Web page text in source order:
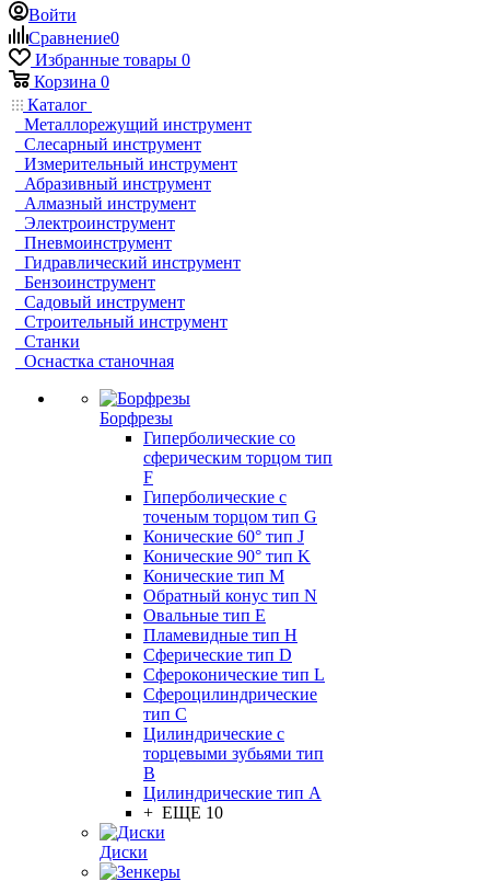
Войти
Сравнение0
Избранные товары 0
Корзина 0
Каталог
Металлорежущий инструмент
Слесарный инструмент
Измерительный инструмент
Абразивный инструмент
Алмазный инструмент
Электроинструмент
Пневмоинструмент
Гидравлический инструмент
Бензоинструмент
Садовый инструмент
Строительный инструмент
Станки
Оснастка станочная
Борфрезы
Гиперболические cо
сферическим торцом тип
F
Гиперболические с
точеным торцом тип G
Конические 60° тип J
Конические 90° тип K
Конические тип M
Обратный конус тип N
Овальные тип E
Пламевидные тип H
Сферические тип D
Сфероконические тип L
Сфероцилиндрические
тип C
Цилиндрические с
торцевыми зубьями тип
B
Цилиндрические тип А
+ ЕЩЕ 10
Диски